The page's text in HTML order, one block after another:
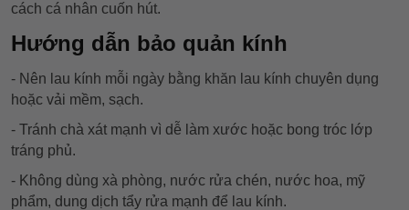
cách cá nhân cuốn hút.
Hướng dẫn bảo quản kính
- Nên lau kính mỗi ngày bằng khăn lau kính chuyên dụng
hoặc vải mềm, sạch.
- Tránh chà xát mạnh vì dễ làm xước hoặc bong tróc lớp
tráng phủ.
- Không dùng xà phòng, nước rửa chén, nước hoa, mỹ
phẩm, dung dịch tẩy rửa mạnh để lau kính.